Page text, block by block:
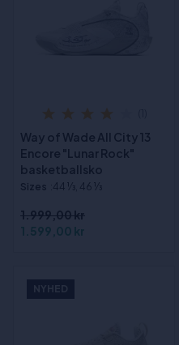
Way of Wade All City 13
Encore "Lunar Rock"
basketballsko
Sizes :44 1⁄3, 46 1⁄3
1.999,00 kr
1.599,00 kr
NYHED